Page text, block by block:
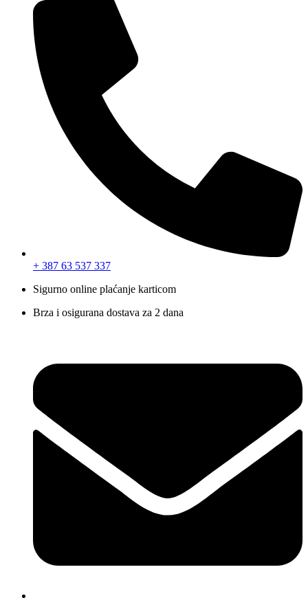
+ 387 63 537 337
Sigurno online plaćanje karticom
Brza i osigurana dostava za 2 dana